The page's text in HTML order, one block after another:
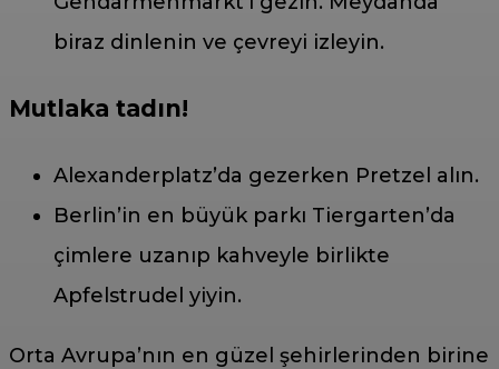
biraz dinlenin ve çevreyi izleyin.
Mutlaka tadın!
Alexanderplatz’da gezerken Pretzel alın.
Berlin’in en büyük parkı Tiergarten’da
çimlere uzanıp kahveyle birlikte
Apfelstrudel yiyin.
Orta Avrupa’nın en güzel şehirlerinden birine